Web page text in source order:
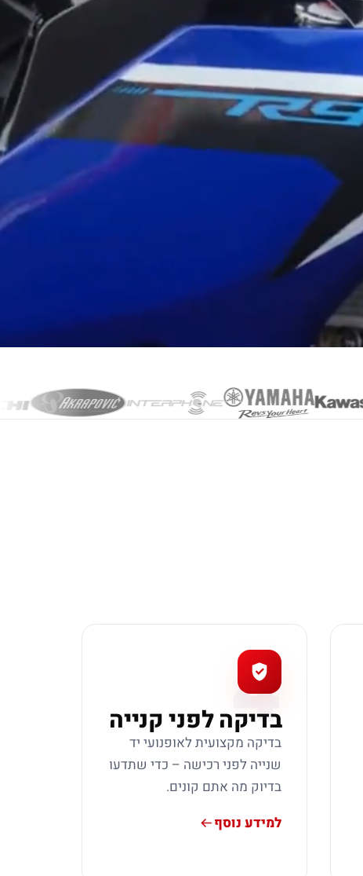
4
בדיקה לפני קנייה
בדיקה מקצועית לאופנועי יד
שנייה לפני רכישה – כדי שתדעו
בדיוק מה אתם קונים.
למידע נוסף